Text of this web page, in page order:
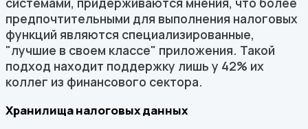
предпочтительными для выполнения налоговых
функций являются специализированные,
"лучшие в своем классе" приложения. Такой
подход находит поддержку лишь у 42% их
коллег из финансового сектора.
Хранилища налоговых данных